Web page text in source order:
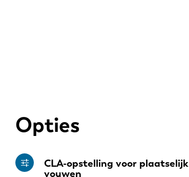
Opties
CLA-opstelling voor plaatselijk
vouwen